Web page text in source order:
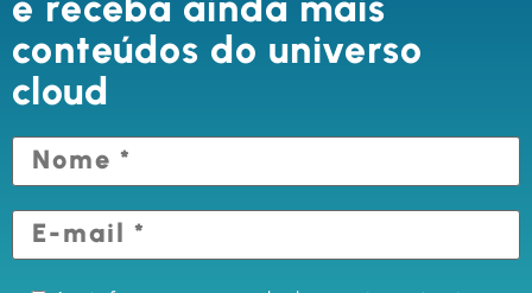
conteúdos do universo
cloud